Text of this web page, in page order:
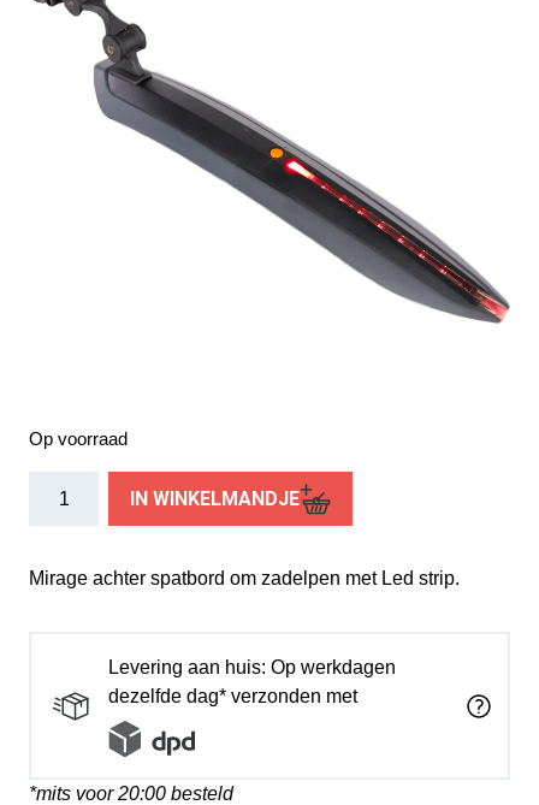
Op voorraad
pvc
strip
IN WINKELMANDJE
Mirage achter spatbord om zadelpen met Led strip.
Levering aan huis: Op werkdagen
dezelfde dag* verzonden met
*mits voor 20:00 besteld